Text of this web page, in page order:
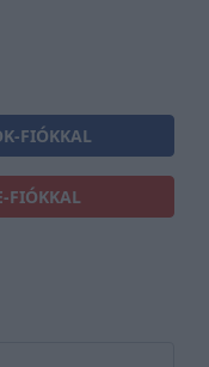
FIÓKKAL
FIÓKKAL